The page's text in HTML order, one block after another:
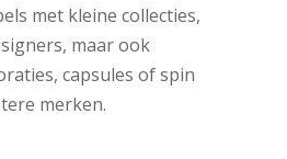
met kleine collecties,
maar ook
capsules of spin
merken.